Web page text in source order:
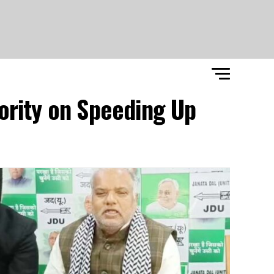
on Speeding Up